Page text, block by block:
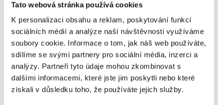
Tato webová stránka používá cookies
K personalizaci obsahu a reklam, poskytování funkcí
sociálních médií a analýze naší návštěvnosti využíváme
soubory cookie. Informace o tom, jak náš web používáte,
sdílíme se svými partnery pro sociální média, inzerci a
analýzy. Partneři tyto údaje mohou zkombinovat s
dalšími informacemi, které jste jim poskytli nebo které
získali v důsledku toho, že používáte jejich služby.